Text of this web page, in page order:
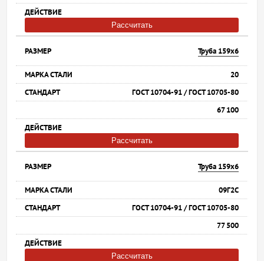
Рассчитать
Труба 159х6
20
ГОСТ 10704-91 / ГОСТ 10705-80
67 100
Рассчитать
Труба 159х6
09Г2С
ГОСТ 10704-91 / ГОСТ 10705-80
77 500
Рассчитать